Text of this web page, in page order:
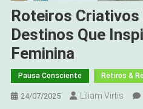
Roteiros
Destinos Que
Feminina
Pausa Consciente Retiros &
24/07/2025 Liliam Virtis